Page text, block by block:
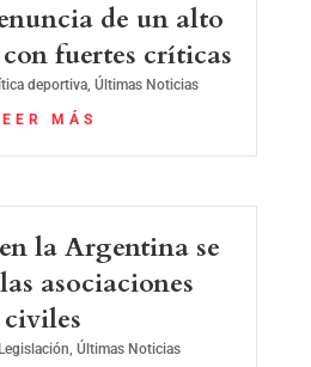
de un alto
fuertes críticas
deportiva,Últimas Noticias
MÁS
la Argentina se
asociaciones
civiles
Legislación, Últimas Noticias